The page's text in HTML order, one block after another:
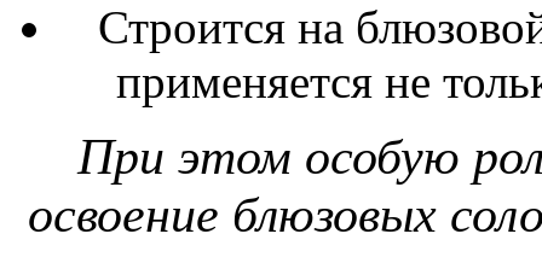
Строится на
применяется не
При этом особую
освоение блюзовых